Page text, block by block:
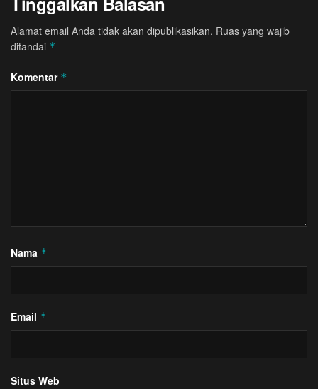
Alamat email Anda tidak akan dipublikasikan. Ruas yang wajib
ditandai *
Komentar *
Nama *
Email *
Situs Web